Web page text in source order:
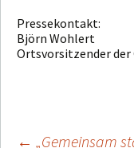
Pressekontakt:
Björn Wohlert
Ortsvorsitzender der
← „Gemeinsam